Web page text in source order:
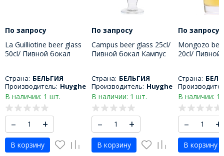
По запросу
La Guilliotine beer glass
50cl/ Пивной бокал
Страна: БЕЛЬГИЯ
Производитель: Huyghe
В наличии: 1 шт.
– +
В корзину
По запросу
Campus beer glass 25cl/
Пивной бокал Кампус
Страна: БЕЛЬГИЯ
Производитель: Huyghe
В наличии: 1 шт.
– +
В корзину
По запросу
Mongozo
20cl/ Пивной
Страна:
В наличии: 1
– +
В корзину